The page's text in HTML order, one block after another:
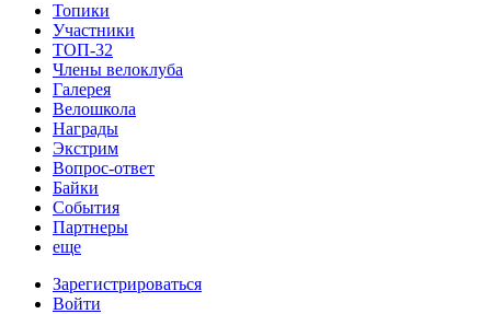
Топики
Участники
ТОП-32
Члены велоклуба
Галерея
Велошкола
Награды
Экстрим
Вопрос-ответ
Байки
События
Партнеры
еще
Зарегистрироваться
Войти